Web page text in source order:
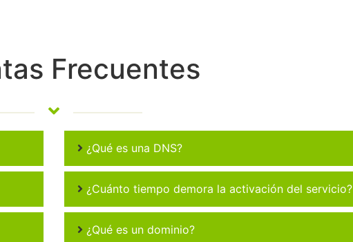
Frecuentes
¿Qué es una DNS?
¿Cuánto tiempo demora la activación del servicio?
¿Qué es un dominio?